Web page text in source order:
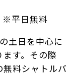
※平日無料
土日を中心に
す。その際
料シャトルバ